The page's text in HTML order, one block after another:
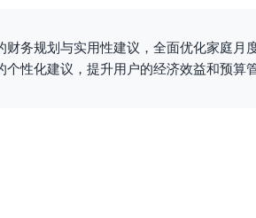
财务规划与实用性建议，全面优化家庭月
个性化建议，提升用户的经济效益和预算